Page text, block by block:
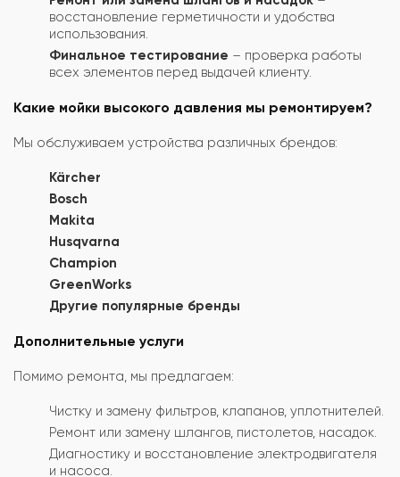
восстановление герметичности и удобства
использования.
Финальное тестирование – проверка работы
всех элементов перед выдачей клиенту.
Какие мойки высокого давления мы ремонтируем?
Мы обслуживаем устройства различных брендов:
Kärcher
Bosch
Makita
Husqvarna
Champion
GreenWorks
Другие популярные бренды
Дополнительные услуги
Помимо ремонта, мы предлагаем:
Чистку и замену фильтров, клапанов, уплотнителей.
Ремонт или замену шлангов, пистолетов, насадок.
Диагностику и восстановление электродвигателя
и насоса.